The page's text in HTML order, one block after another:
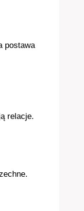
postawa
relacje.